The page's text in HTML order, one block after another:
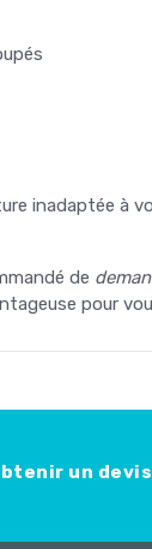
inadaptée à
de
pour
un